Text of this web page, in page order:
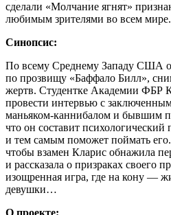
сделали «Молчание ягнят»
любимым зрителями во всем мире.
Синопсис:
По всему Среднему Западу США
по прозвищу «Баффало Билл»,
жертв. Студентке Академии ФБР
провести интервью с
маньяком-каннибалом и бывшим
что он составит
и тем самым поможет поймать
чтобы взамен Кларис обнажила
и рассказала о призраках своего
изощренная игра, где на кону —
девушки…